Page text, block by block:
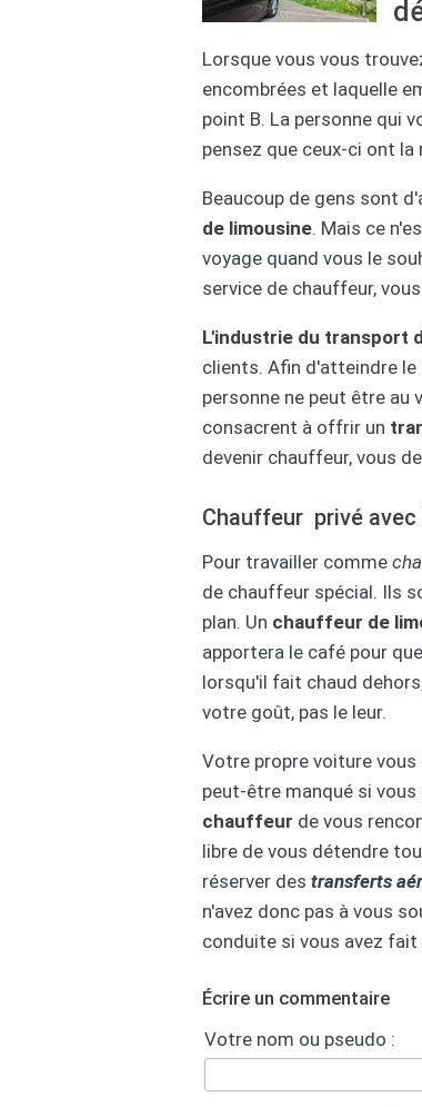
Lorsque vous vous
encombrées et laquelle
point B. La personne qui
pensez que ceux-ci ont
Beaucoup de gens sont
de limousine. Mais ce
voyage quand vous le
service de chauffeur,
L'industrie du transport
clients. Afin d'atteindre le
personne ne peut être
consacrent à offrir un
devenir chauffeur, vous
Chauffeur privé
Pour travailler comme
de chauffeur spécial. Ils
plan. Un chauffeur de
apportera le café pour
lorsqu'il fait chaud
votre goût, pas le leur.
Votre propre voiture
peut-être manqué si
chauffeur de vous
libre de vous détendre
réserver des transferts
n'avez donc pas à vous
conduite si vous avez fait
Écrire un commentaire
Votre nom ou pseudo :